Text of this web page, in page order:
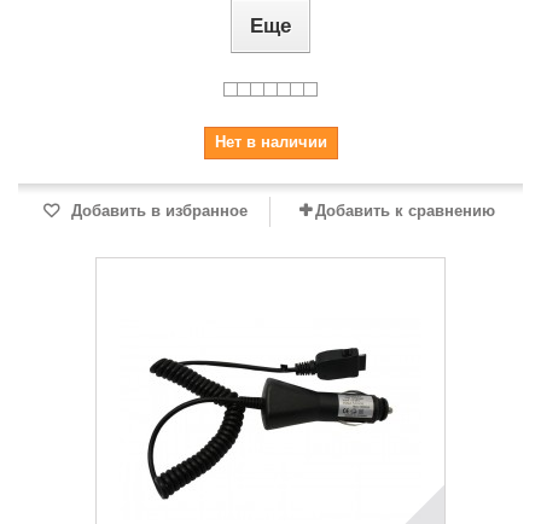
Еще
Нет в наличии
Добавить в избранное Добавить к сравнению